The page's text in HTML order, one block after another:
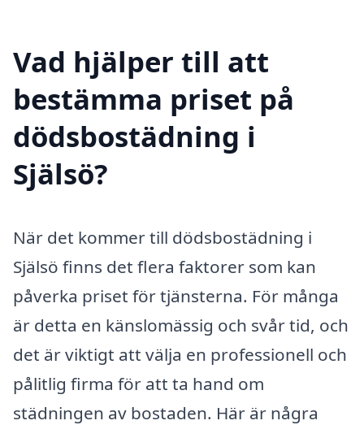
Vad hjälper till att
bestämma priset på
dödsbostädning i
Själsö?
När det kommer till dödsbostädning i
Själsö finns det flera faktorer som kan
påverka priset för tjänsterna. För många
är detta en känslomässig och svår tid, och
det är viktigt att välja en professionell och
pålitlig firma för att ta hand om
städningen av bostaden. Här är några